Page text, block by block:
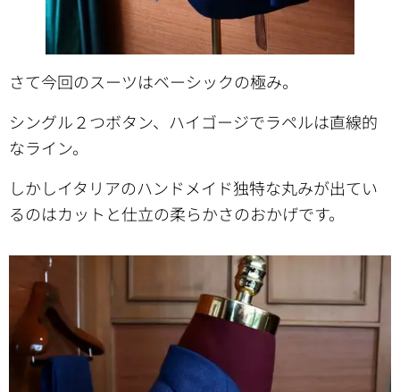
さて今回のスーツはベーシックの極み。
シングル２つボタン、ハイゴージでラペルは直線的
なライン。
しかしイタリアのハンドメイド独特な丸みが出てい
るのはカットと仕立の柔らかさのおかげです。